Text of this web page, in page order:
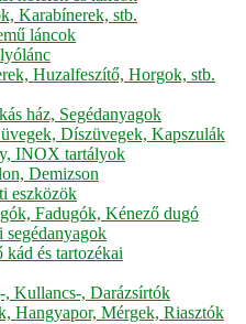
Karabínerek, stb.
láncok
Huzalfeszítő, Horgok, stb.
ház, Segédanyagok
Díszüvegek, Kapszulák
INOX tartályok
Demizson
eszközök
Fadugók, Kénező dugó
segédanyagok
kád és tartozékai
, Kullancs-, Darázsírtók
Hangyapor, Mérgek, Riasztók